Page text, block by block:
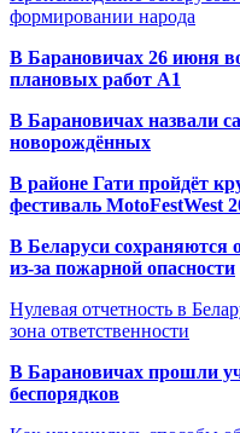
формировании народа
В Барановичах 26 июня
плановых работ A1
В Барановичах назвали
новорождённых
В районе Гати пройдёт
фестиваль MotoFestWest
В Беларуси сохраняются
из-за пожарной опасности
Нулевая отчетность в
зона ответственности
В Барановичах прошли
беспорядков